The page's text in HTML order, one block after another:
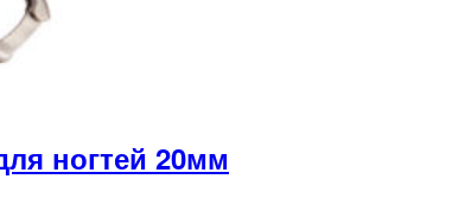
ногтей 20мм